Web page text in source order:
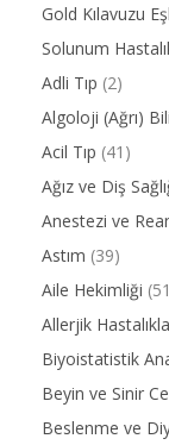
Gold Kılavuzu
Solunum
Adli Tıp (2)
Algoloji (Ağrı)
Acil Tıp (41)
Ağız ve Diş
Anestezi ve
Astım (39)
Aile Hekimliği
Allerjik
Biyoistatistik
Beyin ve Sinir
Beslenme ve